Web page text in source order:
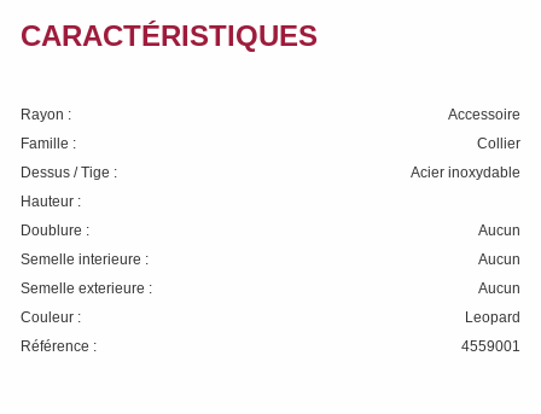
CARACTÉRISTIQUES
Rayon :
Accessoire
Famille :
Collier
Dessus / Tige :
Acier inoxydable
Hauteur :
Doublure :
Aucun
Semelle interieure :
Aucun
Semelle exterieure :
Aucun
Couleur :
Leopard
Référence :
4559001